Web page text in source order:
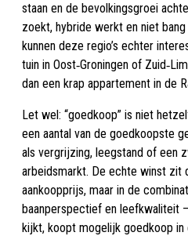
staan en de bevolkingsgroei
zoekt, hybride werkt en niet
kunnen deze regio’s echter
tuin in Oost‑Groningen of
dan een krap appartement in de
Let wel: “goedkoop” is niet
een aantal van de goedkoopste
als vergrijzing, leegstand of een
arbeidsmarkt. De echte winst zit
aankoopprijs, maar in de
baanperspectief en leefkwaliteit
kijkt, koopt mogelijk goedkoop in